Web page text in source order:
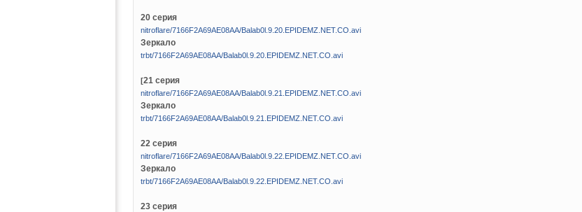
20 серия
nitroflare/7166F2A69AE08AA/Balab0l.9.20.EPIDEMZ.NET.CO.avi
Зеркало
trbt/7166F2A69AE08AA/Balab0l.9.20.EPIDEMZ.NET.CO.avi
[21 серия
nitroflare/7166F2A69AE08AA/Balab0l.9.21.EPIDEMZ.NET.CO.avi
Зеркало
trbt/7166F2A69AE08AA/Balab0l.9.21.EPIDEMZ.NET.CO.avi
22 серия
nitroflare/7166F2A69AE08AA/Balab0l.9.22.EPIDEMZ.NET.CO.avi
Зеркало
trbt/7166F2A69AE08AA/Balab0l.9.22.EPIDEMZ.NET.CO.avi
23 серия